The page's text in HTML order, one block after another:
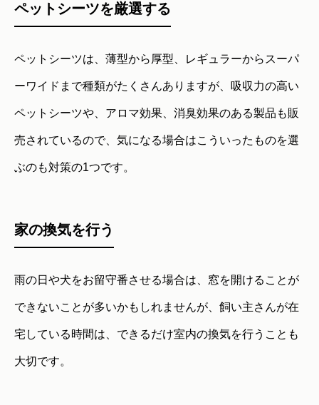
ペットシーツを厳選する
ペットシーツは、薄型から厚型、レギュラーからスーパ
ーワイドまで種類がたくさんありますが、吸収力の高い
ペットシーツや、アロマ効果、消臭効果のある製品も販
売されているので、気になる場合はこういったものを選
ぶのも対策の1つです。
家の換気を行う
雨の日や犬をお留守番させる場合は、窓を開けることが
できないことが多いかもしれませんが、飼い主さんが在
宅している時間は、できるだけ室内の換気を行うことも
大切です。